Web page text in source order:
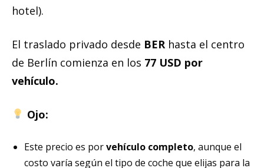
hotel).
El traslado privado desde BER hasta el centro
de Berlín comienza en los 77 USD por
vehículo.
Ojo:
Este precio es porvehículo completo, aunque el
costo varía según el tipo de coche que elijas para la